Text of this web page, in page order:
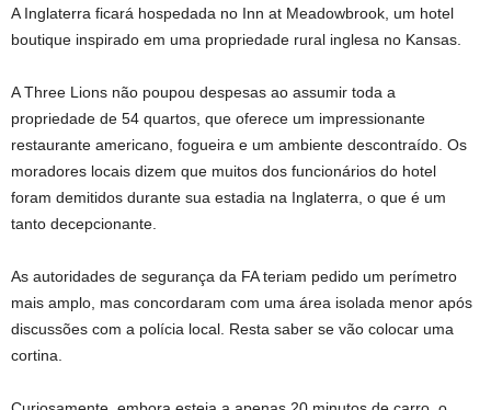
A Inglaterra ficará hospedada no Inn at Meadowbrook, um hotel
boutique inspirado em uma propriedade rural inglesa no Kansas.
A Three Lions não poupou despesas ao assumir toda a
propriedade de 54 quartos, que oferece um impressionante
restaurante americano, fogueira e um ambiente descontraído. Os
moradores locais dizem que muitos dos funcionários do hotel
foram demitidos durante sua estadia na Inglaterra, o que é um
tanto decepcionante.
As autoridades de segurança da FA teriam pedido um perímetro
mais amplo, mas concordaram com uma área isolada menor após
discussões com a polícia local. Resta saber se vão colocar uma
cortina.